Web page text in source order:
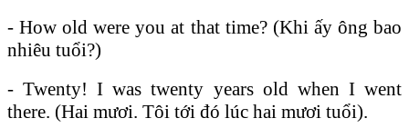
- How old were you at that time? (Khi ấy ông bao
nhiêu tuổi?)
- Twenty! I was twenty years old when I went
there. (Hai mươi. Tôi tới đó lúc hai mươi tuổi).